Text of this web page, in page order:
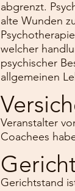
abgrenzt.
alte Wunden
welcher
psychischer
allgemeinen
Veranstalter
Coachees
Gerichtstand